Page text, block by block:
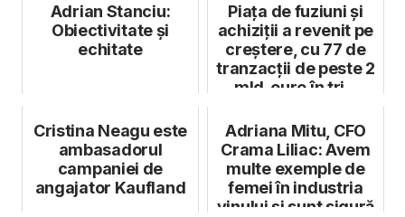
Adrian Stanciu:
Obiectivitate și
echitate
Piața de fuziuni și
achiziții a revenit pe
creștere, cu 77 de
tranzacții de peste 2
mld. euro în tri...
Cristina Neagu este
ambasadorul
campaniei de
angajator Kaufland
Adriana Mitu, CFO
Crama Liliac: Avem
multe exemple de
femei în industria
vinului și sunt sigură